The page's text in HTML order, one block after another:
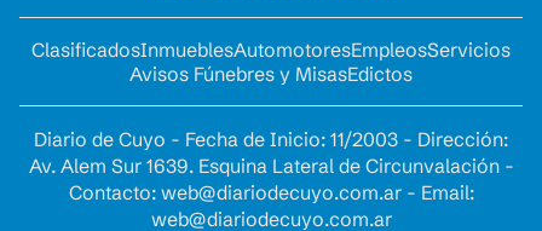
ClasificadosInmueblesAutomotoresEmpleosServicios
Avisos Fúnebres y MisasEdictos
Diario de Cuyo - Fecha de Inicio: 11/2003 - Dirección:
Av. Alem Sur 1639. Esquina Lateral de Circunvalación -
Contacto: web@diariodecuyo.com.ar- Email:
web@diariodecuyo.com.ar